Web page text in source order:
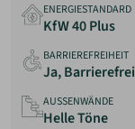
ENERGIESTANDARD
KfW 40 Plus
BARRIEREFREIHEIT
Ja, Barrierefrei
AUSSENWÄNDE
Helle Töne